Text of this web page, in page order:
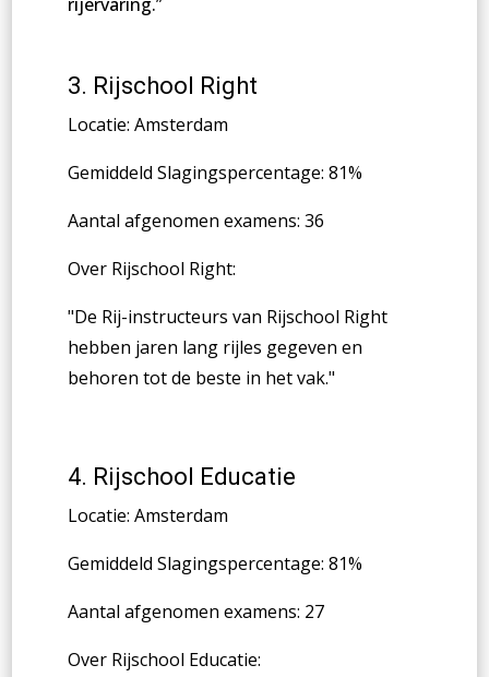
3. Rijschool Right
Locatie: Amsterdam
Gemiddeld Slagingspercentage: 81%
Aantal afgenomen examens: 36
Over Rijschool Right:
"De Rij-instructeurs van Rijschool Right
hebben jaren lang rijles gegeven en
behoren tot de beste in het vak."
4. Rijschool Educatie
Locatie: Amsterdam
Gemiddeld Slagingspercentage: 81%
Aantal afgenomen examens: 27
Over Rijschool Educatie: